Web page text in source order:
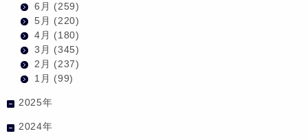
6月 (259)
5月 (220)
4月 (180)
3月 (345)
2月 (237)
1月 (99)
2025年
2024年